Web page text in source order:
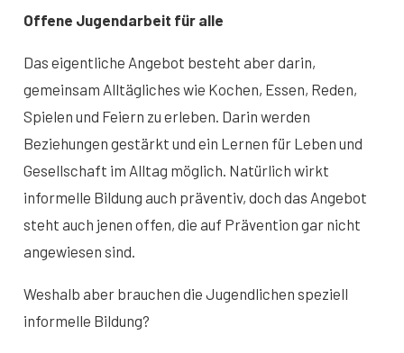
Offene Jugendarbeit für alle
Das eigentliche Angebot besteht aber darin,
gemeinsam Alltägliches wie Kochen, Essen, Reden,
Spielen und Feiern zu erleben. Darin werden
Beziehungen gestärkt und ein Lernen für Leben und
Gesellschaft im Alltag möglich. Natürlich wirkt
informelle Bildung auch präventiv, doch das Angebot
steht auch jenen offen, die auf Prävention gar nicht
angewiesen sind.
Weshalb aber brauchen die Jugendlichen speziell
informelle Bildung?